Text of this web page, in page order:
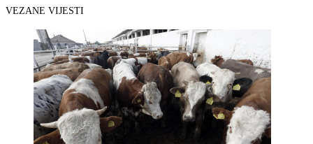
VEZANE VIJESTI